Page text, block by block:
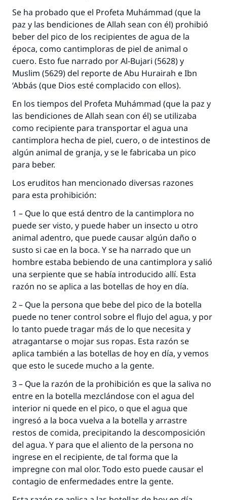
Se ha probado que el Profeta Muhámmad (que la
paz y las bendiciones de Allah sean con él) prohibió
beber del pico de los recipientes de agua de la
época, como cantimploras de piel de animal o
cuero. Esto fue narrado por Al-Bujari (5628) y
Muslim (5629) del reporte de Abu Hurairah e Ibn
‘Abbás (que Dios esté complacido con ellos).
En los tiempos del Profeta Muhámmad (que la paz y
las bendiciones de Allah sean con él) se utilizaba
como recipiente para transportar el agua una
cantimplora hecha de piel, cuero, o de intestinos de
algún animal de granja, y se le fabricaba un pico
para beber.
Los eruditos han mencionado diversas razones
para esta prohibición:
1 – Que lo que está dentro de la cantimplora no
puede ser visto, y puede haber un insecto u otro
animal adentro, que puede causar algún daño o
susto si cae en la boca. Y se ha narrado que un
hombre estaba bebiendo de una cantimplora y salió
una serpiente que se había introducido allí. Esta
razón no se aplica a las botellas de hoy en día.
2 – Que la persona que bebe del pico de la botella
puede no tener control sobre el flujo del agua, y por
lo tanto puede tragar más de lo que necesita y
atragantarse o mojar sus ropas. Esta razón se
aplica también a las botellas de hoy en día, y vemos
que esto le sucede mucho a la gente.
3 – Que la razón de la prohibición es que la saliva no
entre en la botella mezclándose con el agua del
interior ni quede en el pico, o que el agua que
ingresó a la boca vuelva a la botella y arrastre
restos de comida, precipitando la descomposición
del agua. Y para que el aliento de la persona no
ingrese en el recipiente, de tal forma que la
impregne con mal olor. Todo esto puede causar el
contagio de enfermedades entre la gente.
La respuesta no. 110845 salvó un
matrimonio.
Desde la Q hasta la A, su contribución ayuda a
IslamQA.
Profeta ﷺ dijo:
"Una persona que orienta a otros a hacer el
bien obtendrá la misma recompensa que
aquellos que lo realicen."